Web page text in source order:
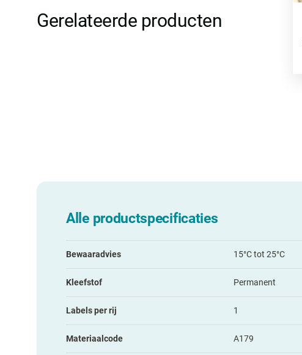
Gerelateerde producten
Alle productspecificaties
Bewaaradvies 15°C tot 25°C
Kleefstof Permanent
Labels per rij 1
Materiaalcode A179